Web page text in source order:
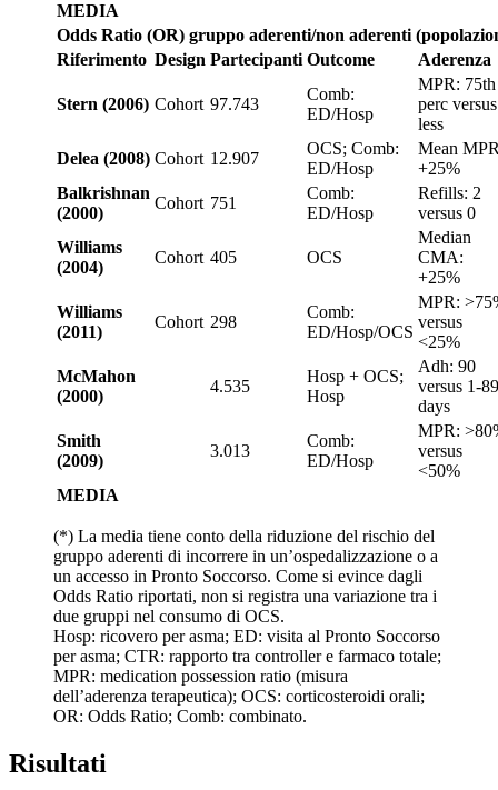
MEDIA
Odds Ratio (OR) gruppo aderenti/non aderenti
Riferimento Design Partecipanti Outcome Aderenza
Stern (2006) Cohort 97.743
Comb:
ED/Hosp
MPR: 75th
perc versus
less
Delea (2008) Cohort 12.907
OCS; Comb:
ED/Hosp
Mean
+25%
Balkrishnan
(2000)
Cohort 751
Comb:
ED/Hosp
Refills: 2
versus 0
Williams
(2004)
Cohort 405 OCS
Median
CMA:
+25%
Williams
(2011)
Cohort 298
Comb:
ED/Hosp/OCS
MPR:
versus
<25%
McMahon
(2000)
4.535
Hosp + OCS;
Hosp
Adh: 90
versus 1-89
days
Smith
(2009)
3.013
Comb:
ED/Hosp
MPR:
versus
<50%
MEDIA
(*) La media tiene conto della riduzione del rischio del
gruppo aderenti di incorrere in un’ospedalizzazione o a
un accesso in Pronto Soccorso. Come si evince dagli
Odds Ratio riportati, non si registra una variazione tra i
due gruppi nel consumo di OCS.
Hosp: ricovero per asma; ED: visita al Pronto Soccorso
per asma; CTR: rapporto tra controller e farmaco totale;
MPR: medication possession ratio (misura
dell’aderenza terapeutica); OCS: corticosteroidi orali;
OR: Odds Ratio; Comb: combinato.
Risultati